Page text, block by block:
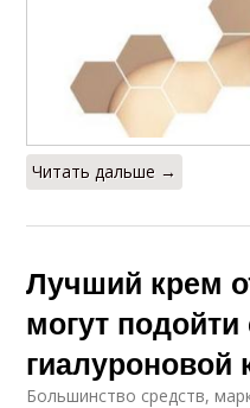
Читать дальше →
Лучший крем
могут подойти
гиалуроновой
Большинство средств,